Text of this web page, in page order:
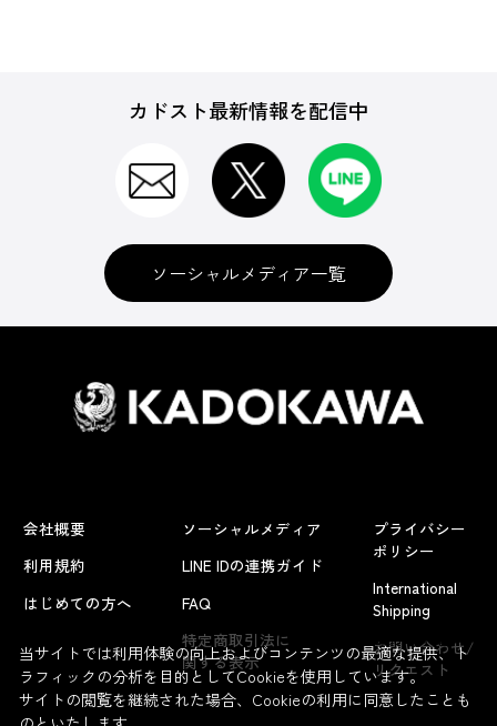
よくあるお問い合わせ
カドスト最新情報を配信中
ソーシャルメディア一覧
会社概要
利用規約
はじめての方へ
ソーシャルメディア
LINE IDの連携ガイド
FAQ
特定商取引法に
関する表示
プライバシー
ポリシー
International
Shipping
お問い合わせ/
リクエスト
当サイトでは利用体験の向上およびコンテンツの最適な提供、ト
ラフィックの分析を目的としてCookieを使用しています。
サイトの閲覧を継続された場合、Cookieの利用に同意したことも